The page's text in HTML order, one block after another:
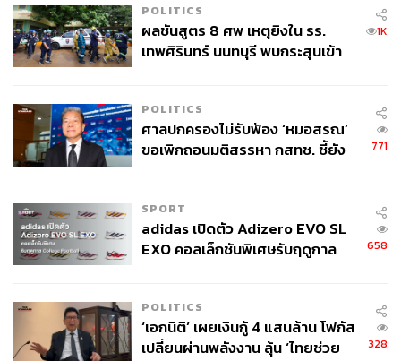
POLITICS
ผลชันสูตร 8 ศพ เหตุยิงใน รร.
เทพศิรินทร์ นนทบุรี พบกระสุนเข้า
1K
POLITICS
ศาลปกครองไม่รับฟ้อง ‘หมอสรณ’
ขอเพิกถอนมติสรรหา กสทช. ชี้ยัง
771
SPORT
adidas เปิดตัว Adizero EVO SL
EXO คอลเล็กชันพิเศษรับฤดูกาล
658
POLITICS
‘เอกนิติ’ เผยเงินกู้ 4 แสนล้าน โฟกัส
เปลี่ยนผ่านพลังงาน ลุ้น ‘ไทยช่วย
328